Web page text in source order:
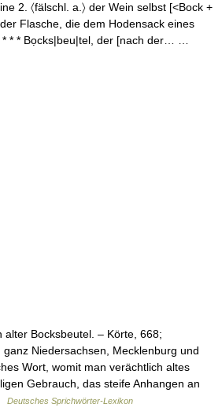
2. 〈fälschl. a.〉 der Wein selbst [<Bock +
Flasche, die dem Hodensack eines
* * * Bọcks|beu|tel, der [nach der… …
Bocksbeutel. – Körte, 668;
Niedersachsen, Mecklenburg und
Wort, womit man verächtlich altes
Gebrauch, das steife Anhangen an
Deutsches Sprichwörter-Lexikon